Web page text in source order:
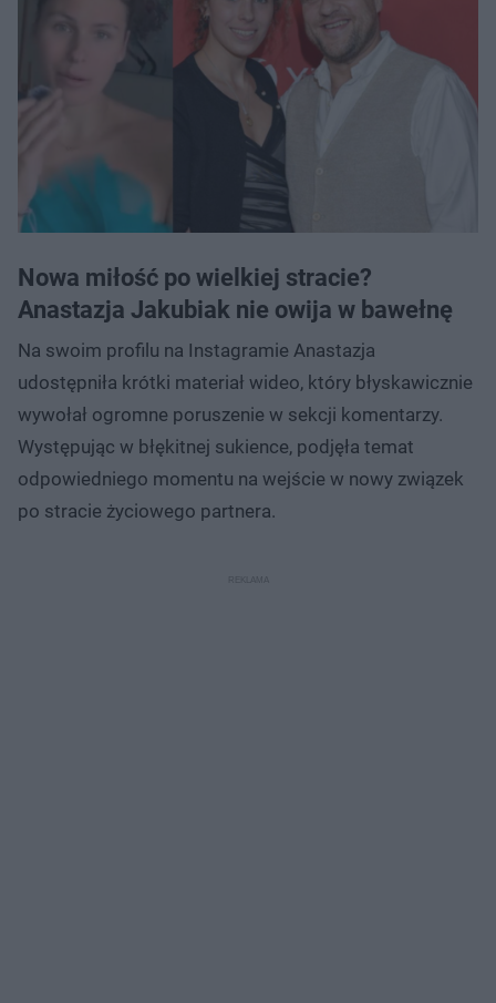
Nowa miłość po wielkiej stracie?
Anastazja Jakubiak nie owija w bawełnę
Na swoim profilu na Instagramie Anastazja
udostępniła krótki materiał wideo, który błyskawicznie
wywołał ogromne poruszenie w sekcji komentarzy.
Występując w błękitnej sukience, podjęła temat
odpowiedniego momentu na wejście w nowy związek
po stracie życiowego partnera.